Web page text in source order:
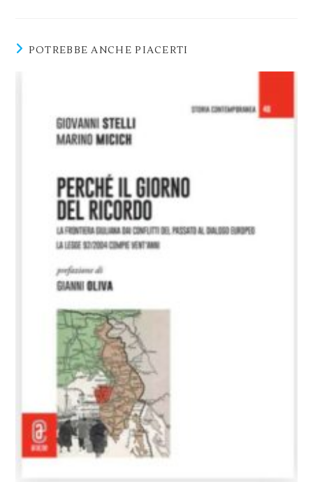
POTREBBE ANCHE PIACERTI